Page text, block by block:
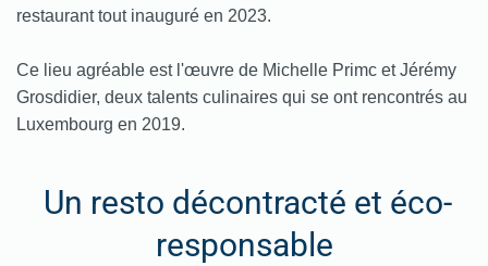
restaurant tout inauguré en 2023.
Ce lieu agréable est l'œuvre de Michelle Primc et Jérémy
Grosdidier, deux talents culinaires qui se ont rencontrés au
Luxembourg en 2019.
Un resto décontracté et éco-
responsable